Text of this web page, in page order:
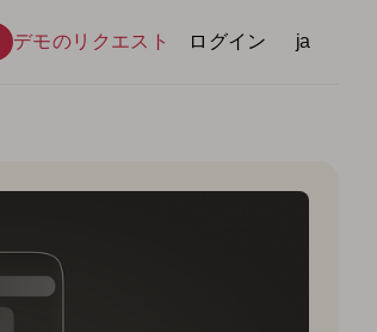
デモのリクエスト ログイン 言語
ja